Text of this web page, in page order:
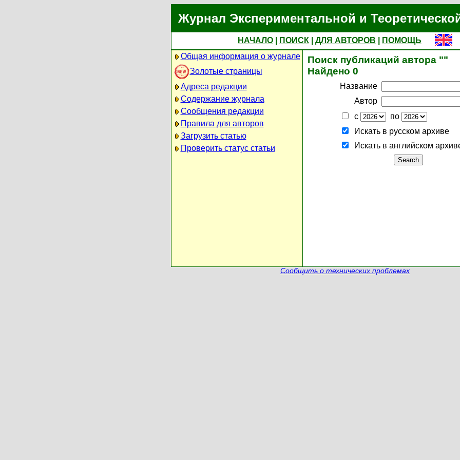
Журнал Экспериментальной и
НАЧАЛО ПОИСК ДЛЯ АВТОРОВ
ПОМОЩЬ
Общая информация о журнале
Золотые страницы
Адреса редакции
Содержание журнала
Сообщения редакции
Правила для авторов
Загрузить статью
Проверить статус статьи
Поиск публикаций автора ""
Найдено 0
Название
Автор
с
по
Искать в русском архиве
Искать в английском
Сообщить о технических проблемах